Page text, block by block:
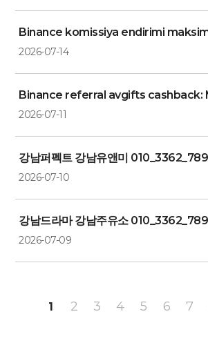
Binance komissiya endirimi
2026-07-14
Binance referral avgifts cashback:
2026-07-11
강남퍼펙트 강남유앤미
2026-07-10
강남드라마 강남주유소
2026-07-09
1 2 3 4 5 6 7